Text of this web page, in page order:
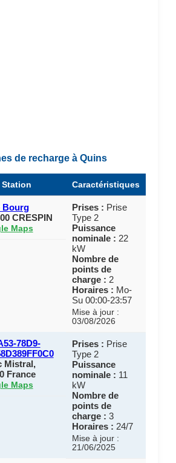
de recharge à Quins
Station Caractéristiques
Bourg
CRESPIN
Maps
Prises : Prise
Type 2
Puissance
nominale : 22
kW
Nombre de
points de
charge : 2
Horaires : Mo-
Su 00:00-23:57
Mise à jour :
03/08/2026
78D9-
Mistral,
France
Maps
Prises : Prise
Type 2
Puissance
nominale : 11
kW
Nombre de
points de
charge : 3
Horaires : 24/7
Mise à jour :
21/06/2025